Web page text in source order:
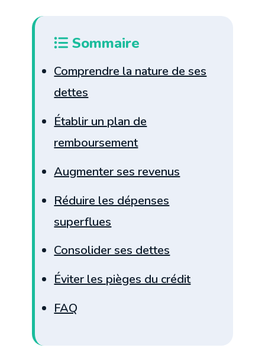
Sommaire
Comprendre la nature de ses
dettes
Établir un plan de
remboursement
Augmenter ses revenus
Réduire les dépenses
superflues
Consolider ses dettes
Éviter les pièges du crédit
FAQ